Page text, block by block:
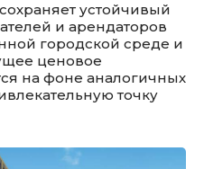
устойчивый
и арендаторов
городской среде и
ценовое
на фоне аналогичных
точку